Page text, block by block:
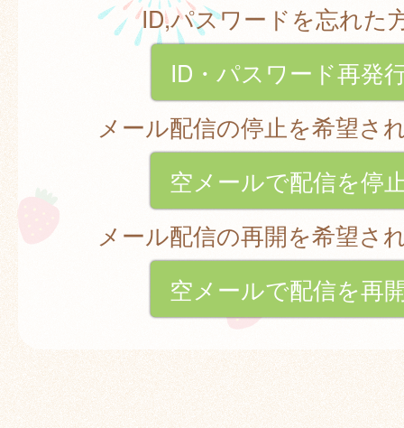
ID,パスワードを忘れた
ID・パスワード再発
メール配信の停止を希望さ
空メールで配信を停
メール配信の再開を希望さ
空メールで配信を再